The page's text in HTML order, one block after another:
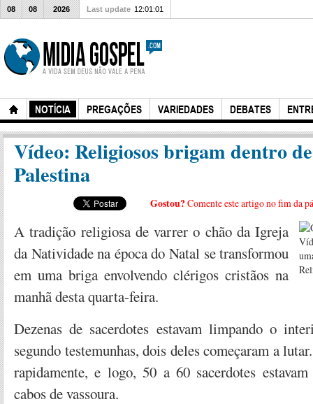
NOTÍCIA PREGAÇÕES VARIEDADES DEBATES
08 08 2026 Last update 12:01:01
Vídeo: Religiosos brigam dentro
Palestina
Gostou? Comente este artigo no fim da
A tradição religiosa de varrer o chão da Igreja
da Natividade na época do Natal se transformou
em uma briga envolvendo clérigos cristãos na
manhã desta quarta-feira.
Dezenas de sacerdotes estavam limpando o
segundo testemunhas, dois deles começaram a
rapidamente, e logo, 50 a 60 sacerdotes
cabos de vassoura.